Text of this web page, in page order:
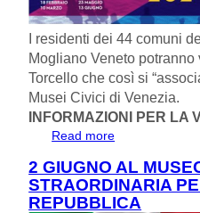
I residenti dei 44 comuni
Mogliano Veneto
Torcello che così si
Musei Civici di Venezia.
INFORMAZIONI PER LA
Read more
2 GIUGNO AL
STRAORDINARIA
REPUBBLICA